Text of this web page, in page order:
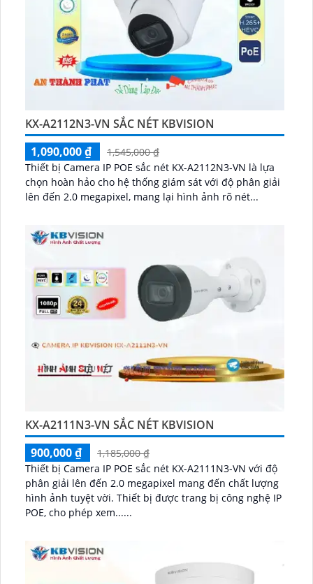
KX-A2112N3-VN SẮC NÉT KBVISION
1,090,000 ₫
1,545,000 ₫
Thiết bị Camera IP POE sắc nét KX-A2112N3-VN là lựa
chọn hoàn hảo cho hệ thống giám sát với độ phân giải
lên đến 2.0 megapixel, mang lại hình ảnh rõ nét...
KX-A2111N3-VN SẮC NÉT KBVISION
900,000 ₫
1,185,000 ₫
Thiết bị Camera IP POE sắc nét KX-A2111N3-VN với độ
phân giải lên đến 2.0 megapixel mang đến chất lượng
hình ảnh tuyệt vời. Thiết bị được trang bị công nghệ IP
POE, cho phép xem......